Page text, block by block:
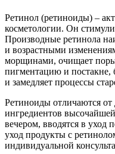
Ретинол (ретиноиды) –
косметологии. Он
Производные ретинола
и возрастными
морщинами, очищает
пигментацию и постакне,
и замедляет процессы
Ретиноиды отличаются от
ингредиентов
вечером, вводятся в уход
уход продукты с
индивидуальной